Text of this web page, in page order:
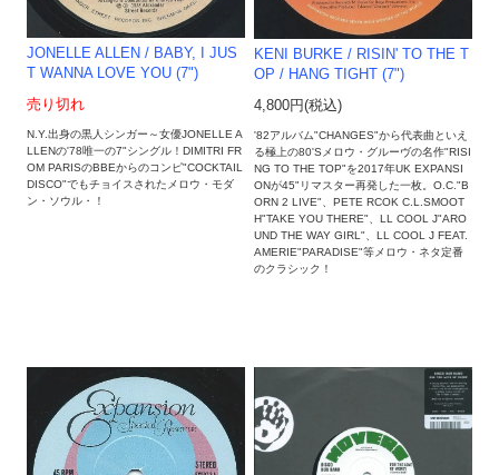
JONELLE ALLEN / BABY, I JUS
T WANNA LOVE YOU (7")
売り切れ
N.Y.出身の黒人シンガー～女優JONELLE A
LLENの'78唯一の7"シングル！DIMITRI FR
OM PARISのBBEからのコンピ"COCKTAIL
DISCO"でもチョイスされたメロウ・モダ
ン・ソウル・！
KENI BURKE / RISIN' TO THE T
OP / HANG TIGHT (7")
4,800円(税込)
'82アルバム"CHANGES"から代表曲といえ
る極上の80'Sメロウ・グルーヴの名作"RISI
NG TO THE TOP"を2017年UK EXPANSI
ONが45"リマスター再発した一枚。O.C."B
ORN 2 LIVE"、PETE RCOK C.L.SMOOT
H"TAKE YOU THERE"、LL COOL J"ARO
UND THE WAY GIRL"、LL COOL J FEAT.
AMERIE"PARADISE"等メロウ・ネタ定番
のクラシック！